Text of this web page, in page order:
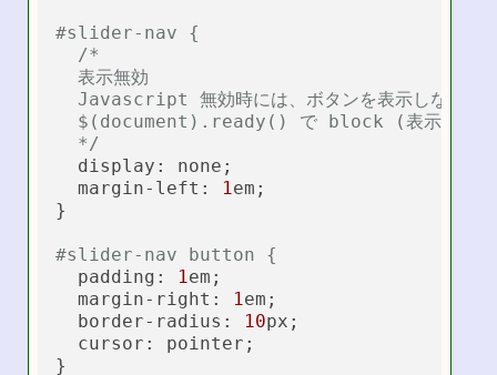
#slider-nav {
/*
  表示無効
  Javascript 無効時には、ボタンを表示しない。
$(document).ready() で block (表示) に変
  */
  display: none;
  margin-left:
1em;
}
#slider-nav button {
  padding:
1em;
  margin-right:
1em;
  border-radius:
10px;
  cursor: pointer;